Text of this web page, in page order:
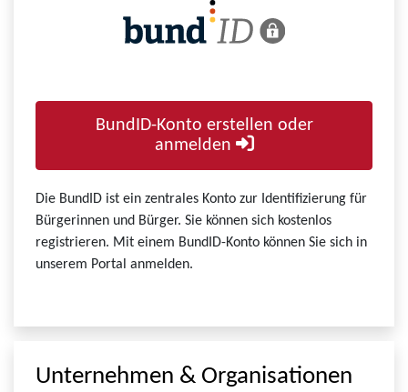
BundID-Konto erstellen oder
anmelden
Die BundID ist ein zentrales Konto zur Identifizierung für
Bürgerinnen und Bürger. Sie können sich kostenlos
registrieren. Mit einem BundID-Konto können Sie sich in
unserem Portal anmelden.
Unternehmen & Organisationen